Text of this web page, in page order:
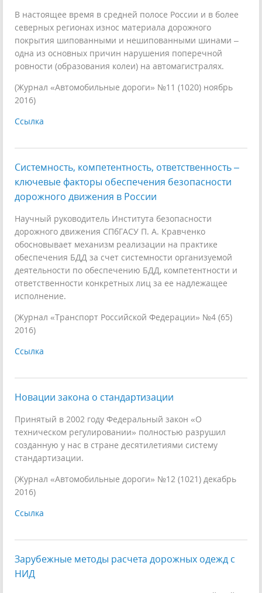
В настоящее время в средней полосе России и в более
северных регионах износ материала дорожного
покрытия шипованными и нешипованными шинами –
одна из основных причин нарушения поперечной
ровности (образования колеи) на автомагистралях.
(Журнал «Автомобильные дороги» №11 (1020) ноябрь
2016)
Ссылка
Системность, компетентность, ответственность –
ключевые факторы обеспечения безопасности
дорожного движения в России
Научный руководитель Института безопасности
дорожного движения СПбГАСУ П. А. Кравченко
обосновывает механизм реализации на практике
обеспечения БДД за счет системности организуемой
деятельности по обеспечению БДД, компетентности и
ответственности конкретных лиц за ее надлежащее
исполнение.
(Журнал «Транспорт Российской Федерации» №4 (65)
2016)
Ссылка
Новации закона о стандартизации
Принятый в 2002 году Федеральный закон «О
техническом регулировании» полностью разрушил
созданную у нас в стране десятилетиями систему
стандартизации.
(Журнал «Автомобильные дороги» №12 (1021) декабрь
2016)
Ссылка
Зарубежные методы расчета дорожных одежд с
НИД